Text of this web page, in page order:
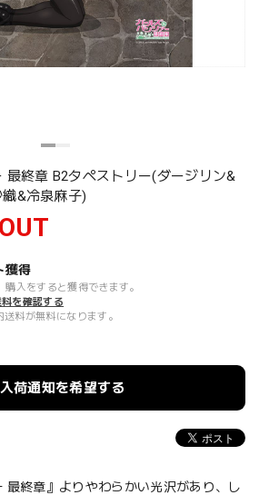
最終章 B2タペストリー(ダージリン&
&冷泉麻子)
獲得
購入をすると獲得できます。
料を確認する
料が無料になります。
荷通知を希望する
最終章』よりやわらかい光沢があり、し